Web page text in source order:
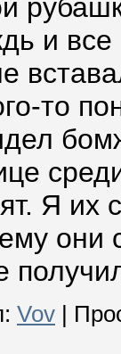
и все
то
Я их
Vov |